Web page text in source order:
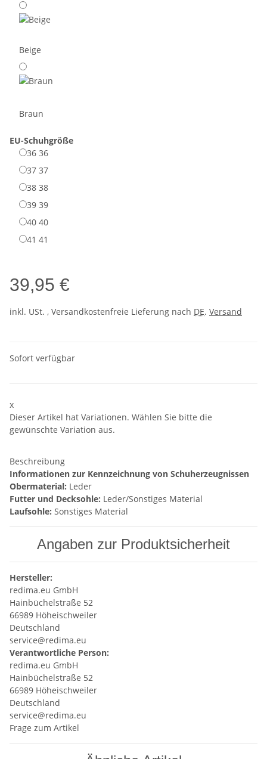
Beige
Braun
EU-Schuhgröße
36 36
37 37
38 38
39 39
40 40
41 41
39,95 €
inkl. USt. , Versandkostenfreie Lieferung nach DE. Versand
Sofort verfügbar
x
Dieser Artikel hat Variationen. Wählen Sie bitte die
gewünschte Variation aus.
Beschreibung
Informationen zur Kennzeichnung von Schuherzeugnissen
Obermaterial: Leder
Futter und Decksohle: Leder/Sonstiges Material
Laufsohle: Sonstiges Material
Angaben zur Produktsicherheit
Hersteller:
redima.eu GmbH
Hainbüchelstraße 52
66989 Höheischweiler
Deutschland
service@redima.eu
Verantwortliche Person:
redima.eu GmbH
Hainbüchelstraße 52
66989 Höheischweiler
Deutschland
service@redima.eu
Frage zum Artikel